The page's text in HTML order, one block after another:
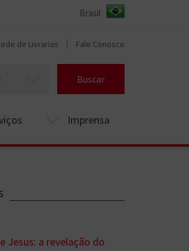
de Livrarias Fale Conosco
Buscar
Imprensa
Jesus: a revelação do